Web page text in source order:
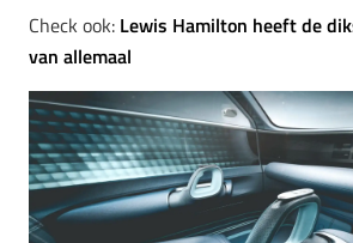
Check ook: Lewis Hamilton heeft de
van allemaal